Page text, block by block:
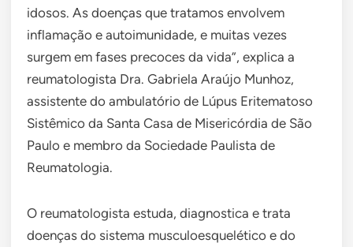
idosos. As doenças que tratamos envolvem
inflamação e autoimunidade, e muitas vezes
surgem em fases precoces da vida”, explica a
reumatologista Dra. Gabriela Araújo Munhoz,
assistente do ambulatório de Lúpus Eritematoso
Sistêmico da Santa Casa de Misericórdia de São
Paulo e membro da Sociedade Paulista de
Reumatologia.
O reumatologista estuda, diagnostica e trata
doenças do sistema musculoesquelético e do